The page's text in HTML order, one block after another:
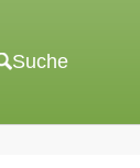
for
Suche